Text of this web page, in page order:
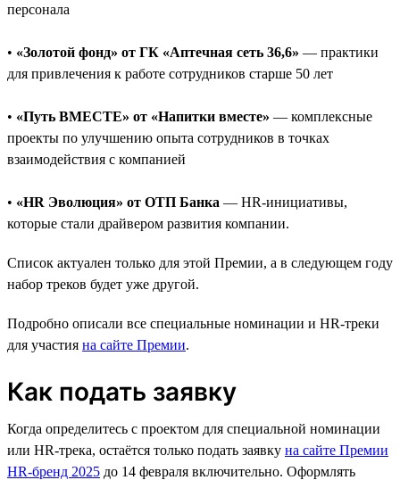
персонала
• «Золотой фонд» от ГК «Аптечная сеть 36,6» — практики
для привлечения к работе сотрудников старше 50 лет
• «Путь ВМЕСТЕ» от «Напитки вместе» — комплексные
проекты по улучшению опыта сотрудников в точках
взаимодействия с компанией
• «HR Эволюция» от ОТП Банка — HR-инициативы,
которые стали драйвером развития компании.
Список актуален только для этой Премии, а в следующем году
набор треков будет уже другой.
Подробно описали все специальные номинации и HR-треки
для участия на сайте Премии.
Как подать заявку
Когда определитесь с проектом для специальной номинации
или HR-трека, остаётся только подать заявку на сайте Премии
HR-бренд 2025 до 14 февраля включительно. Оформлять